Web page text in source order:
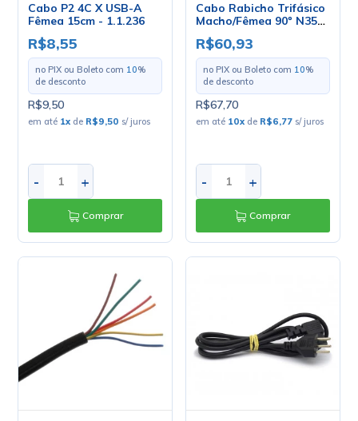
Cabo P2 4C X USB-A
Fêmea 15cm - 1.1.236
R$8,55
no PIX ou Boleto com 10%
de desconto
R$9,50
em até 1x de R$9,50 s/ juros
- +
Comprar
Cabo Rabicho Trifásico
Macho/Fêmea 90º N35
3x1.5mm de 3 Metros
R$60,93
no PIX ou Boleto com 10%
de desconto
R$67,70
em até 10x de R$6,77 s/ juros
- +
Comprar